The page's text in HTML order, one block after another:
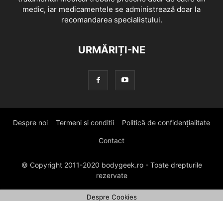
medic, iar medicamentele se administrează doar la
recomandarea specialistului.
URMĂRIȚI-NE
Despre noi Termeni si conditii Politică de confidențialitate
Contact
© Copyright 2011-2020 bodygeek.ro - Toate drepturile
rezervate
Despre Cookies